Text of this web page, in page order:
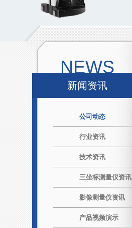
NEWS
新闻资讯
公司动态
行业资讯
技术资讯
三坐标测量仪资讯
影像测量仪资讯
产品视频演示